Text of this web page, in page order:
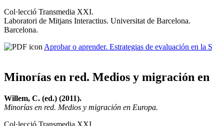
Col·lecció Transmedia XXI.
Laboratori de Mitjans Interactius. Universitat de Barcelona.
Barcelona.
Aprobar o aprender. Estrategias de evaluación en la
Minorías en red. Medios y migración
Willem, C. (ed.) (2011).
Minorías en red. Medios y migración en Europa.